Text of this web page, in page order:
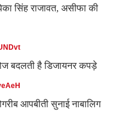
सिंह राजावत, असीफा की
बदलती है डिजायनर कपड़े
आपबीती सुनाई नाबालिग